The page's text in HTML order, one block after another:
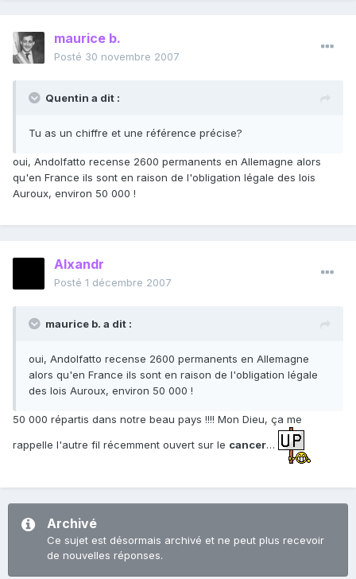
maurice b.
Posté 30 novembre 2007
Quentin a dit :
Tu as un chiffre et une référence précise?
oui, Andolfatto recense 2600 permanents en Allemagne alors
qu'en France ils sont en raison de l'obligation légale des lois
Auroux, environ 50 000 !
Alxandr
Posté 1 décembre 2007
maurice b. a dit :
oui, Andolfatto recense 2600 permanents en Allemagne
alors qu'en France ils sont en raison de l'obligation légale
des lois Auroux, environ 50 000 !
50 000 répartis dans notre beau pays !!!! Mon Dieu, ça me
rappelle l'autre fil récemment ouvert sur le cancer…
Archivé
Ce sujet est désormais archivé et ne peut plus recevoir
de nouvelles réponses.